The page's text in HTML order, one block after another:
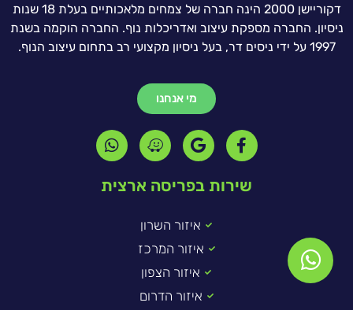
דקוריישן 2000 הינה חברה של צמחים מלאכותיים בעלת 18 שנות
ניסיון. החברה מספקת עיצוב ואדריכלות נוף. החברה הוקמה בשנת
1997 על ידי ניסים דר, בעל ניסיון מקצועי רב בתחום עיצוב הנוף.
מי אנחנו
שירות בפריסה ארצית
איזור השרון
איזור המרכז
איזור הצפון
איזור הדרום